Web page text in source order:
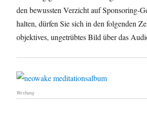
den bewussten Verzicht auf Sponsoring-
halten, dürfen Sie sich in den folgenden
objektives, ungetrübtes Bild über das
Werbung